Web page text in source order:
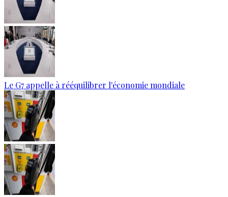
Le G7 appelle à rééquilibrer l'économie mondiale